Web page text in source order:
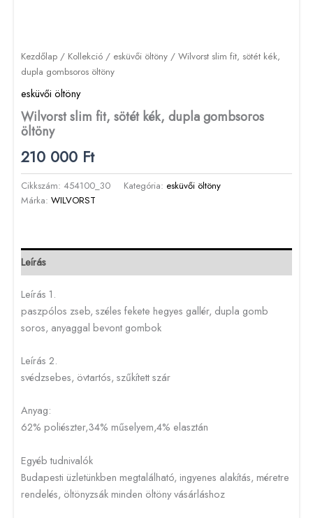
Kezdőlap / Kollekció / esküvői öltöny / Wilvorst slim fit, sötét kék,
dupla gombsoros öltöny
esküvői öltöny
Wilvorst slim fit, sötét kék, dupla gombsoros
öltöny
210 000 Ft
Cikkszám: 454100_30 Kategória: esküvői öltöny
Márka: WILVORST
Leírás
Leírás 1.
paszpólos zseb, széles fekete hegyes gallér, dupla gomb
soros, anyaggal bevont gombok
Leírás 2.
svédzsebes, övtartós, szűkített szár
Anyag:
62% poliészter,34% műselyem,4% elasztán
Egyéb tudnivalók
Budapesti üzletünkben megtalálható, ingyenes alakítás, méretre
rendelés, öltönyzsák minden öltöny vásárláshoz